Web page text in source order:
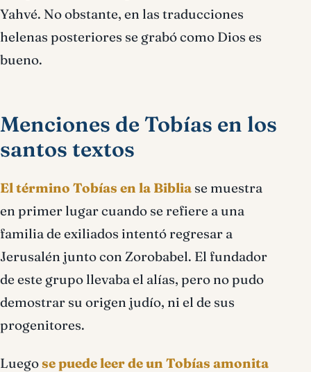
Yahvé. No obstante, en las traducciones
helenas posteriores se grabó como Dios es
bueno.
Menciones de Tobías en los
santos textos
El término Tobías en la Biblia se muestra
en primer lugar cuando se refiere a una
familia de exiliados intentó regresar a
Jerusalén junto con Zorobabel. El fundador
de este grupo llevaba el alías, pero no pudo
demostrar su origen judío, ni el de sus
progenitores.
Luegose puede leer de un Tobías amonita